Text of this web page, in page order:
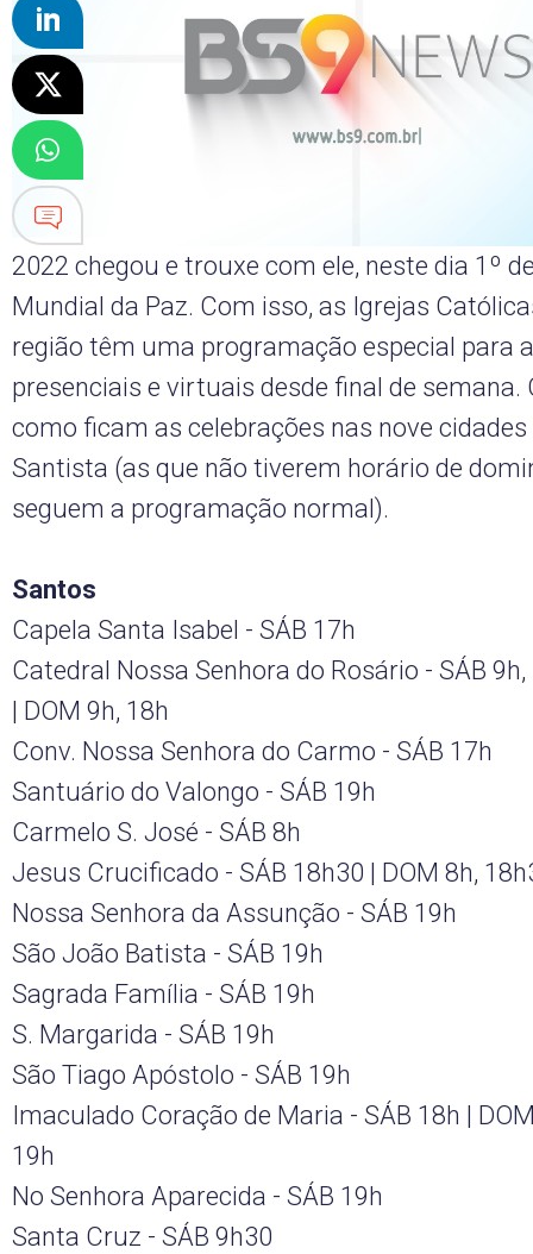
2022 chegou e trouxe com ele, neste dia 1º
Mundial da Paz. Com isso, as Igrejas
região têm uma programação especial para
presenciais e virtuais desde final de semana.
como ficam as celebrações nas nove cidades
Santista (as que não tiverem horário de
seguem a programação normal).
Santos
Capela Santa Isabel - SÁB 17h
Catedral Nossa Senhora do Rosário - SÁB
| DOM 9h, 18h
Conv. Nossa Senhora do Carmo - SÁB 17h
Santuário do Valongo - SÁB 19h
Carmelo S. José - SÁB 8h
Jesus Crucificado - SÁB 18h30 | DOM 8h,
Nossa Senhora da Assunção - SÁB 19h
São João Batista - SÁB 19h
Sagrada Família - SÁB 19h
S. Margarida - SÁB 19h
São Tiago Apóstolo - SÁB 19h
Imaculado Coração de Maria - SÁB 18h |
19h
No Senhora Aparecida - SÁB 19h
Santa Cruz - SÁB 9h30